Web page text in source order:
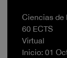
Ciencias de
60 ECTS
Virtual
Inicio: 01